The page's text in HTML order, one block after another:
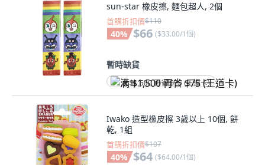
sun-star 橡皮擦, 麵包超人, 2個
首購折扣價$110
40% $66 ($33.00/1個)
暫時缺貨
满 $1,500 再省 $75 (王道卡)
Iwako 造型橡皮擦 3歲以上 10個, 餅
乾, 1組
首購折扣價$107
40% $64 ($64.00/1個)